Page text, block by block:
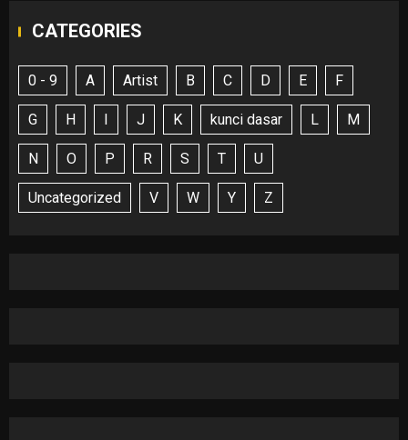
CATEGORIES
0 - 9 A Artist B C D E F
G H I J K kunci dasar L M
N O P R S T U
Uncategorized V W Y Z